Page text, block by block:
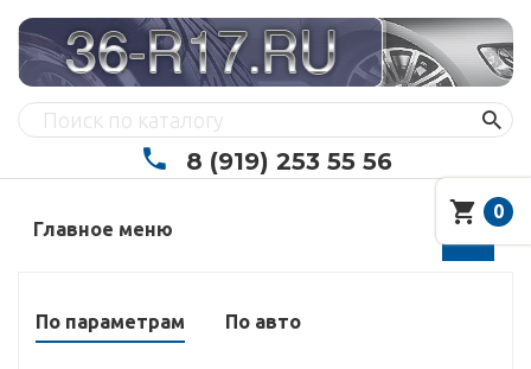
8 (919) 253 55 56
Главное меню
По параметрам По авто
0